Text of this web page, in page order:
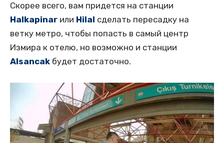
Скорее всего, вам придется на станции
Halkapinar или Hilal сделать пересадку на
ветку метро, чтобы попасть в самый центр
Измира к отелю, но возможно и станции
Alsancak будет достаточно.